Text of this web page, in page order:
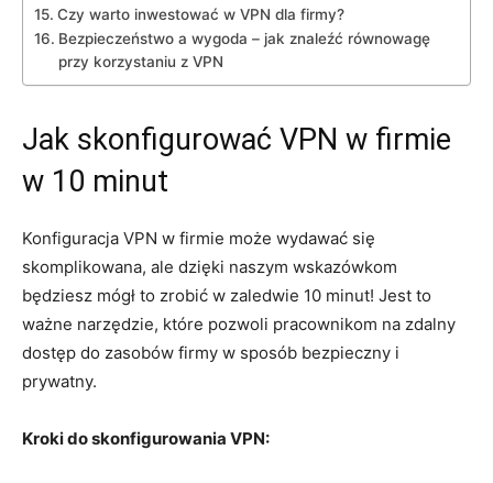
Czy warto ‌inwestować w ⁣VPN dla firmy?
Bezpieczeństwo a​ wygoda – jak znaleźć równowagę
przy korzystaniu z VPN
Jak skonfigurować VPN w firmie
w 10 minut
Konfiguracja VPN w firmie może wydawać się
skomplikowana, ⁢ale dzięki naszym wskazówkom
będziesz‌ mógł to⁣ zrobić w zaledwie 10‌ minut! Jest to⁤
ważne narzędzie,⁢ które ‌pozwoli pracownikom​ na zdalny
dostęp do zasobów firmy w sposób bezpieczny i
prywatny.
Kroki do skonfigurowania VPN: